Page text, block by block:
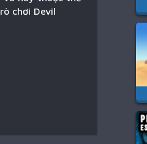
chơi Devil